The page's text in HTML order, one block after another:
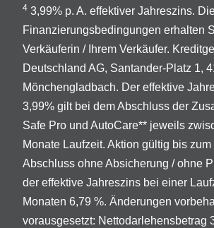
4 3,99% p. A. effektiver Jahreszins.
Finanzierungsbedingungen erhalten
Verkäuferin / Ihrem Verkäufer.
Deutschland AG, Santander-Platz 1,
Mönchengladbach. Der effektive
3,99% gilt bei dem Abschluss der
Safe Pro und AutoCare** jeweils
Monate Laufzeit. Aktion gültig bis
Abschluss ohne Absicherung / ohne
der effektive Jahreszins bei einer
Monaten 6,79 %. Änderungen
vorausgesetzt: Nettodarlehensbetrag